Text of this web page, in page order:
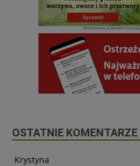
OSTATNIE KOMENTARZE
Krystyna